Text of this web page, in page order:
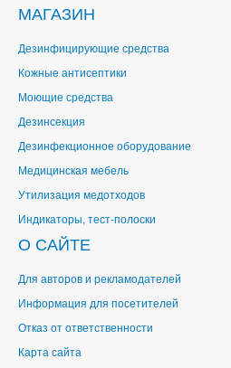
МАГАЗИН
Дезинфицирующие средства
Кожные антисептики
Моющие средства
Дезинсекция
Дезинфекционное оборудование
Медицинская мебель
Утилизация медотходов
Индикаторы, тест-полоски
О САЙТЕ
Для авторов и рекламодателей
Информация для посетителей
Отказ от ответственности
Карта сайта